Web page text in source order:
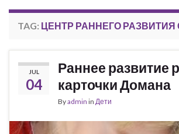
TAG: ЦЕНТР РАННЕГО РАЗВИТИЯ
JUL
04
Раннее развитие
карточки Домана
Byadmin in Дети